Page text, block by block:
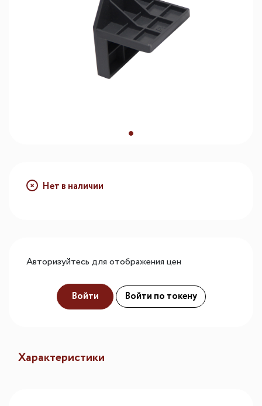
Нет в наличии
Авторизуйтесь для отображения цен
Войти Войти по токену
Характеристики